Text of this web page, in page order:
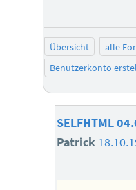
Übersicht alle
Benutzerkonto
SELFHTML
Patrick